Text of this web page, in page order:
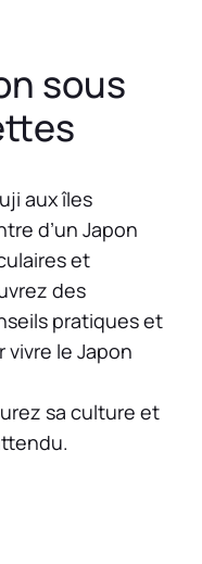
sous
aux îles
d’un Japon
et
des
pratiques et
le Japon
sa culture et